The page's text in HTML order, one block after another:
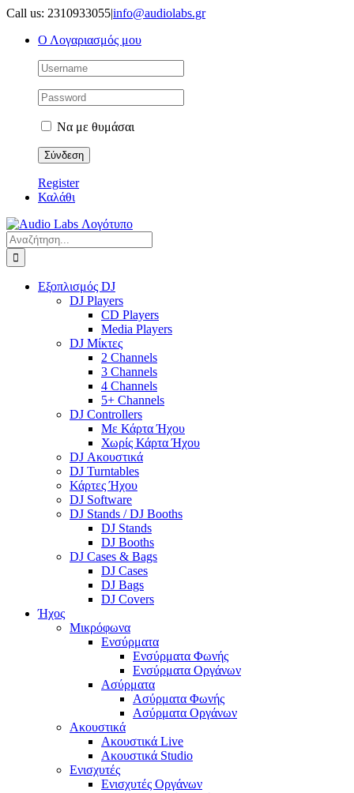
Μετάβαση
περιεχόμενο
Call us: 2310933055|info@audiolabs.gr
Ο Λογαριασμός μου
Να με θυμάσαι
Register
Καλάθι
Αναζήτηση
για:
Εξοπλισμός DJ
DJ Players
CD Players
Media Players
DJ Μίκτες
2 Channels
3 Channels
4 Channels
5+ Channels
DJ Controllers
Με Κάρτα Ήχου
Χωρίς Κάρτα Ήχου
DJ Ακουστικά
DJ Turntables
Κάρτες Ήχου
DJ Software
DJ Stands / DJ Booths
DJ Stands
DJ Booths
DJ Cases & Bags
DJ Cases
DJ Bags
DJ Covers
Ήχος
Μικρόφωνα
Ενσύρματα
Ενσύρματα Φωνής
Ενσύρματα Οργάνων
Ασύρματα
Ασύρματα Φωνής
Ασύρματα Οργάνων
Ακουστικά
Ακουστικά Live
Ακουστικά Studio
Ενισχυτές
Ενισχυτές Οργάνων